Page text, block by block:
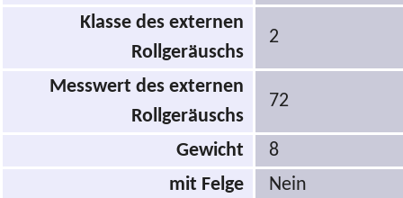
Klasse des externen
Rollgeräuschs
2
Messwert des externen
Rollgeräuschs
72
Gewicht
8
mit Felge
Nein